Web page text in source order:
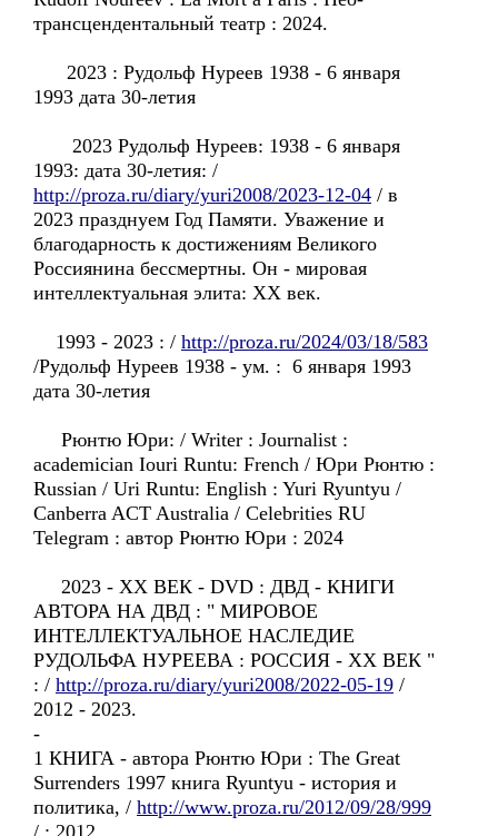
трансцендентальный театр : 2024.
2023 : Рудольф Нуреев 1938 - 6 января
1993 дата 30-летия
2023 Рудольф Нуреев: 1938 - 6 января
1993: дата 30-летия: /
http://proza.ru/diary/yuri2008/2023-12-04 / в
2023 празднуем Год Памяти. Уважение и
благодарность к достижениям Великого
Россиянина бессмертны. Он - мировая
интеллектуальная элита: XX век.
1993 - 2023 : / http://proza.ru/2024/03/18/583
/Рудольф Нуреев 1938 - ум. : 6 января 1993
дата 30-летия
Рюнтю Юри: / Writer : Journalist :
academician Iouri Runtu: French / Юри Рюнтю :
Russian / Uri Runtu: English : Yuri Ryuntyu /
Canberra ACT Australia / Celebrities RU
Telegram : автор Рюнтю Юри : 2024
2023 - ХХ ВЕК - DVD : ДВД - КНИГИ
АВТОРА НА ДВД : " МИРОВОЕ
ИНТЕЛЛЕКТУАЛЬНОЕ НАСЛЕДИЕ
РУДОЛЬФА НУРЕЕВА : РОССИЯ - ХХ ВЕК "
: / http://proza.ru/diary/yuri2008/2022-05-19 /
2012 - 2023.
-
1 КНИГА - автора Рюнтю Юри : The Great
Surrenders 1997 книга Ryuntyu - история и
политика, / http://www.proza.ru/2012/09/28/999
/ : 2012.